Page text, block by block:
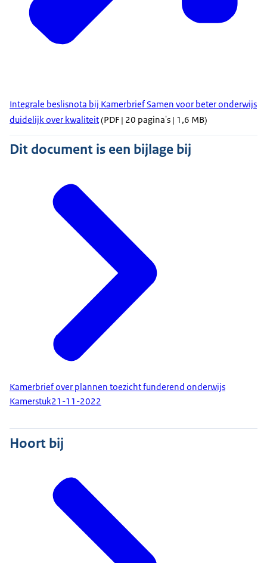
Integrale beslisnota bij Kamerbrief Samen voor beter onderwijs
duidelijk over kwaliteit(PDF | 20 pagina's | 1,6 MB)
Dit document is een bijlage bij
Kamerbrief over plannen toezicht funderend onderwijs
Kamerstuk21-11-2022
Hoort bij